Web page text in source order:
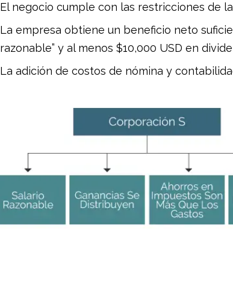
El negocio cumple con las restricciones de
La empresa obtiene un beneficio neto
razonable” y al menos $10,000 USD en
La adición de costos de nómina y